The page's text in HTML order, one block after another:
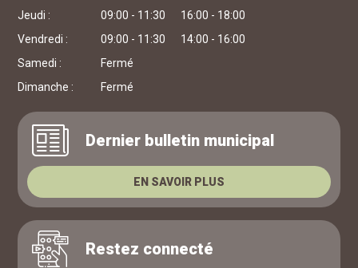
Jeudi :
09:00 - 11:30
16:00 - 18:00
Vendredi :
09:00 - 11:30
14:00 - 16:00
Samedi :
Fermé
Dimanche :
Fermé
Dernier bulletin municipal
EN SAVOIR PLUS
Restez connecté